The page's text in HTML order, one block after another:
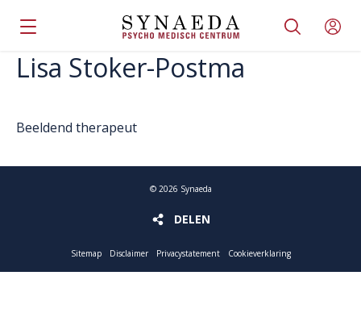
Lisa Stoker-Postma
Beeldend therapeut
© 2026 Synaeda
DELEN
DELEN
Sitemap Disclaimer Privacystatement Cookieverklaring